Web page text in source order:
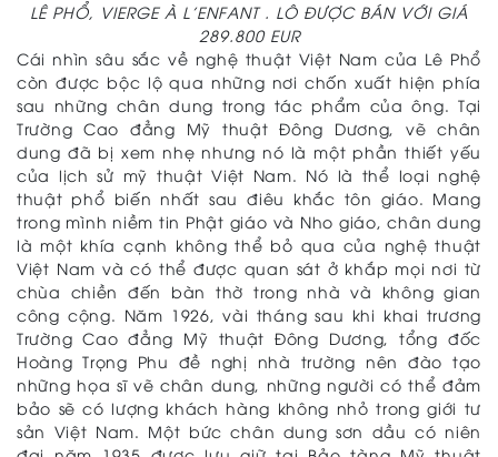
LÊ PHỔ, VIERGE À L’ENFANT . LÔ ĐƯỢC BÁN VỚI GIÁ
289.800 EUR
Cái nhìn sâu sắc về nghệ thuật Việt Nam của Lê Phổ
còn được bộc lộ qua những nơi chốn xuất hiện phía
sau những chân dung trong tác phẩm của ông. Tại
Trường Cao đẳng Mỹ thuật Đông Dương, vẽ chân
dung đã bị xem nhẹ nhưng nó là một phần thiết yếu
của lịch sử mỹ thuật Việt Nam. Nó là thể loại nghệ
thuật phổ biến nhất sau điêu khắc tôn giáo. Mang
trong mình niềm tin Phật giáo và Nho giáo, chân dung
là một khía cạnh không thể bỏ qua của nghệ thuật
Việt Nam và có thể được quan sát ở khắp mọi nơi từ
chùa chiền đến bàn thờ trong nhà và không gian
công cộng. Năm 1926, vài tháng sau khi khai trương
Trường Cao đẳng Mỹ thuật Đông Dương, tổng đốc
Hoàng Trọng Phu đề nghị nhà trường nên đào tạo
những họa sĩ vẽ chân dung, những người có thể đảm
bảo sẽ có lượng khách hàng không nhỏ trong giới tư
sản Việt Nam. Một bức chân dung sơn dầu có niên